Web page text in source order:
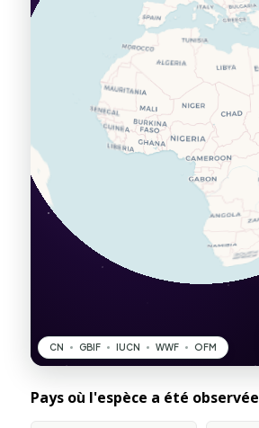
Pays où l'espèce a été observée